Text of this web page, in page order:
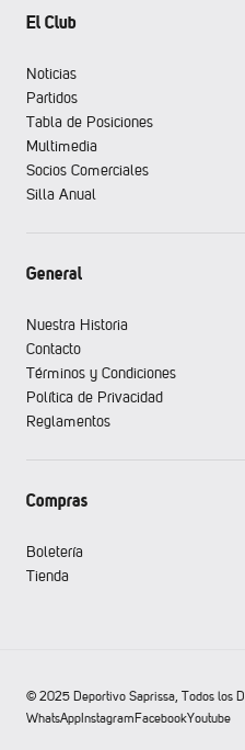
El Club
Noticias
Partidos
Tabla de Posiciones
Multimedia
Socios Comerciales
Silla Anual
General
Nuestra Historia
Contacto
Términos y Condiciones
Política de Privacidad
Reglamentos
Compras
Boletería
Tienda
© 2025 Deportivo Saprissa, Todos los
WhatsApp InstagramFacebookYoutube